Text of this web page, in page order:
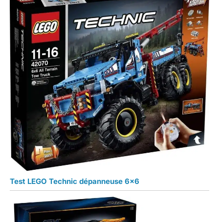
Test LEGO Technic dépanneuse 6×6